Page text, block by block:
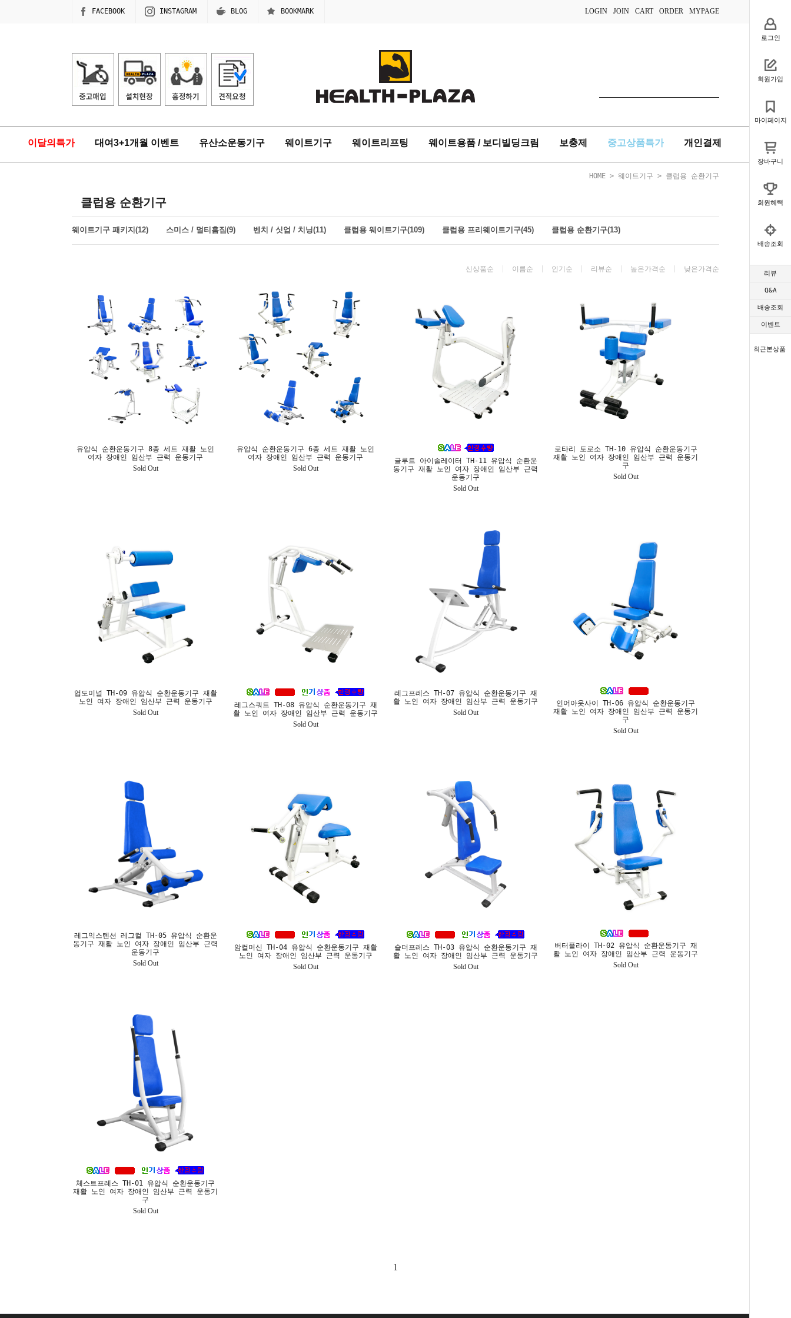
로그인
회원가입
마이페이지
장바구니
회원혜택
배송조회
리뷰
Q&A
배송조회
이벤트
최근본상품
FACEBOOK INSTAGRAM BLOG BOOKMARK LOGIN JOIN CART ORDER MYPAGE
이달의특가 대여3+1개월 이벤트 유산소운동기구 웨이트기구 웨이트리프팅 웨이트용품 / 보디빌딩크림 보충제 중고상품특가 개인결제
HOME > 웨이트기구 > 클럽용 순환기구
클럽용 순환기구
웨이트기구 패키지(12) 스미스 / 멀티홈짐(9) 벤치 / 싯업 / 치닝(11) 클럽용 웨이트기구(109) 클럽용 프리웨이트기구(45) 클럽용 순환기구(13)
신상품순 이름순 인기순 리뷰순 높은가격순 낮은가격순
유압식 순환운동기구 8종 세트 재활 노인
여자 장애인 임산부 근력 운동기구
Sold Out
유압식 순환운동기구 6종 세트 재활 노인
여자 장애인 임산부 근력 운동기구
Sold Out
글루트 아이솔레이터 TH-11 유압식 순환운
동기구 재활 노인 여자 장애인 임산부 근력
운동기구
Sold Out
로타리 토로소 TH-10 유압식 순환운동기구
재활 노인 여자 장애인 임산부 근력 운동기
구
Sold Out
업도미널 TH-09 유압식 순환운동기구 재활
노인 여자 장애인 임산부 근력 운동기구
Sold Out
레그스쿼트 TH-08 유압식 순환운동기구 재
활 노인 여자 장애인 임산부 근력 운동기구
Sold Out
레그프레스 TH-07 유압식 순환운동기구 재
활 노인 여자 장애인 임산부 근력 운동기구
Sold Out
인어아웃사이 TH-06 유압식 순환운동기구
재활 노인 여자 장애인 임산부 근력 운동기
구
Sold Out
레그익스텐션 레그컬 TH-05 유압식 순환운
동기구 재활 노인 여자 장애인 임산부 근력
운동기구
Sold Out
암컬머신 TH-04 유압식 순환운동기구 재활
노인 여자 장애인 임산부 근력 운동기구
Sold Out
숄더프레스 TH-03 유압식 순환운동기구 재
활 노인 여자 장애인 임산부 근력 운동기구
Sold Out
버터플라이 TH-02 유압식 순환운동기구 재
활 노인 여자 장애인 임산부 근력 운동기구
Sold Out
체스트프레스 TH-01 유압식 순환운동기구
재활 노인 여자 장애인 임산부 근력 운동기
구
Sold Out
1